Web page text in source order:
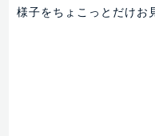
様子をちょこっとだけお